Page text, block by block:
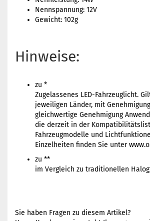
Nennspannung: 12V
Gewicht: 102g
Hinweise:
zu *
Zugelassenes LED-Fahrzeuglicht.
jeweiligen Länder, mit
gleichwertige Genehmigung
die derzeit in der
Fahrzeugmodelle und
Einzelheiten finden Sie unter
zu **
im Vergleich zu traditionellen
Sie haben Fragen zu diesem Artikel?